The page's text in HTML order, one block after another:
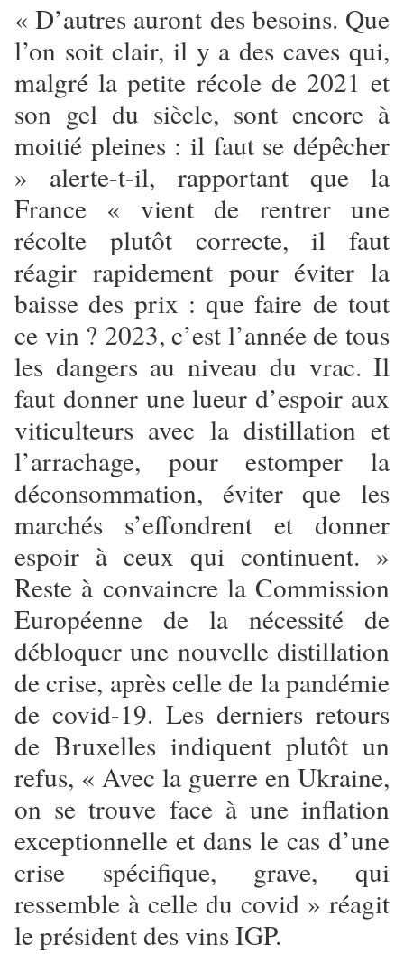
« D’autres auront des besoins. Que
l’on soit clair, il y a des caves qui,
malgré la petite récole de 2021 et
son gel du siècle, sont encore à
moitié pleines : il faut se dépêcher
» alerte-t-il, rapportant que la
France « vient de rentrer une
récolte plutôt correcte, il faut
réagir rapidement pour éviter la
baisse des prix : que faire de tout
ce vin ? 2023, c’est l’année de tous
les dangers au niveau du vrac. Il
faut donner une lueur d’espoir aux
viticulteurs avec la distillation et
l’arrachage, pour estomper la
déconsommation, éviter que les
marchés s’effondrent et donner
espoir à ceux qui continuent. »
Reste à convaincre la Commission
Européenne de la nécessité de
débloquer une nouvelle distillation
de crise, après celle de la pandémie
de covid-19. Les derniers retours
de Bruxelles indiquent plutôt un
refus, « Avec la guerre en Ukraine,
on se trouve face à une inflation
exceptionnelle et dans le cas d’une
crise spécifique, grave, qui
ressemble à celle du covid » réagit
le président des vins IGP.